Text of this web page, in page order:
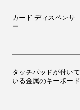
カード ディスペンサ
ー
タッチパッドが付いて
いる金属のキーボード